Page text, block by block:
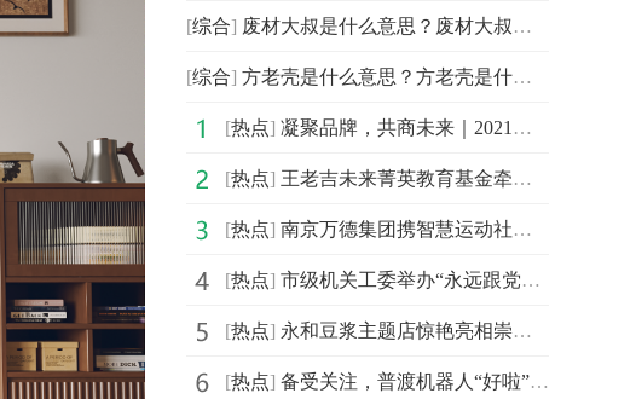
[综合] 废材大叔是什么意思？废材大叔是什么梗？
[综合] 方老壳是什么意思？方老壳是什么梗？
[热点] 凝聚品牌，共商未来｜2021中国企业品牌建设峰会暨媒体发
[热点] 王老吉未来菁英教育基金牵手汕头大学首设 “刺柠吉奖学
[热点] 南京万德集团携智慧运动社区解决方案精彩亮相2021体博会
[热点] 市级机关工委举办“永远跟党走，建功新时代”庆祝建党百
[热点] 永和豆浆主题店惊艳亮相崇明花博会，成新晋网红打卡地
[热点] 备受关注，普渡机器人“好啦”亮相2021中国连锁餐饮峰会